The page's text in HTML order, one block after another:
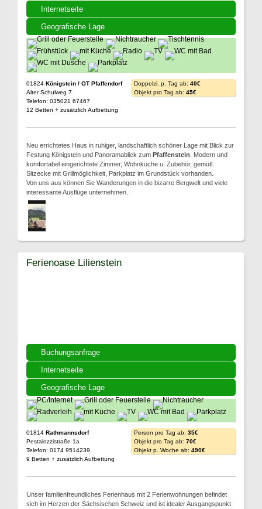
Internetseite
Geografische Lage
01824 Königstein / OT Pfaffendorf
Alter Schulweg 7
Telefon: 035021 67467
12 Betten + zusätzlich Aufbettung
Doppelzi. p. Tag ab: 40€
Objekt pro Tag ab: 45€
Neu errichtetes Haus in ruhiger, landschaftlich schöner Lage mit Blick zur
Festung Königstein und Panoramablick zum Pfaffenstein . Modern und
komfortabel eingerichtete Zimmer, Wohnküche u. Zubehör, gemütl.
Sitzecke mit Grillmöglichkeit, Parkplatz im Grundstück vorhanden.
Von uns aus können Sie Wanderungen in die bizarre Bergwelt und viele
interessante Ausflüge unternehmen.
Buchungsanfrage
Internetseite
Geografische Lage
Ferienoase Lilienstein
01814 Rathmannsdorf
Pestalozzistraße 1a
Telefon: 0174 9514239
9 Betten + zusätzlich Aufbettung
Person pro Tag ab: 35€
Objekt pro Tag ab: 70€
Objekt p. Woche ab: 490€
Unser familienfreundliches Ferienhaus mit 2 Ferienwohnungen befindet
sich im Herzen der Sächsischen Schweiz und ist idealer Ausgangspunkt